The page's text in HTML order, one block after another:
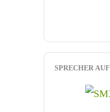
SPRECHER AUF